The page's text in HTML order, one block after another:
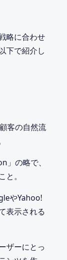
略に合わせ
下で紹介し
客の自然流
の略で、
。
やYahoo!
表示される
ザーにとっ